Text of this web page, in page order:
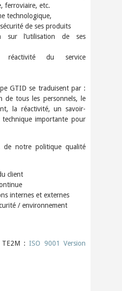
ferroviaire, etc.
technologique,
de ses produits
sur l’utilisation de ses
réactivité du service
GTID se traduisent par :
de tous les personnels, le
la réactivité, un savoir-
importante pour
de notre politique qualité
client
internes et externes
/ environnement
TE2M :ISO 9001 Version